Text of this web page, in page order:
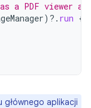
a PDF viewer
) ?. run {
głównego aplikacji